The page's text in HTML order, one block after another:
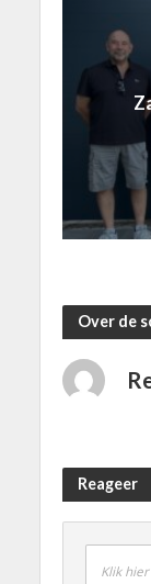
Over de
Reageer
Klik